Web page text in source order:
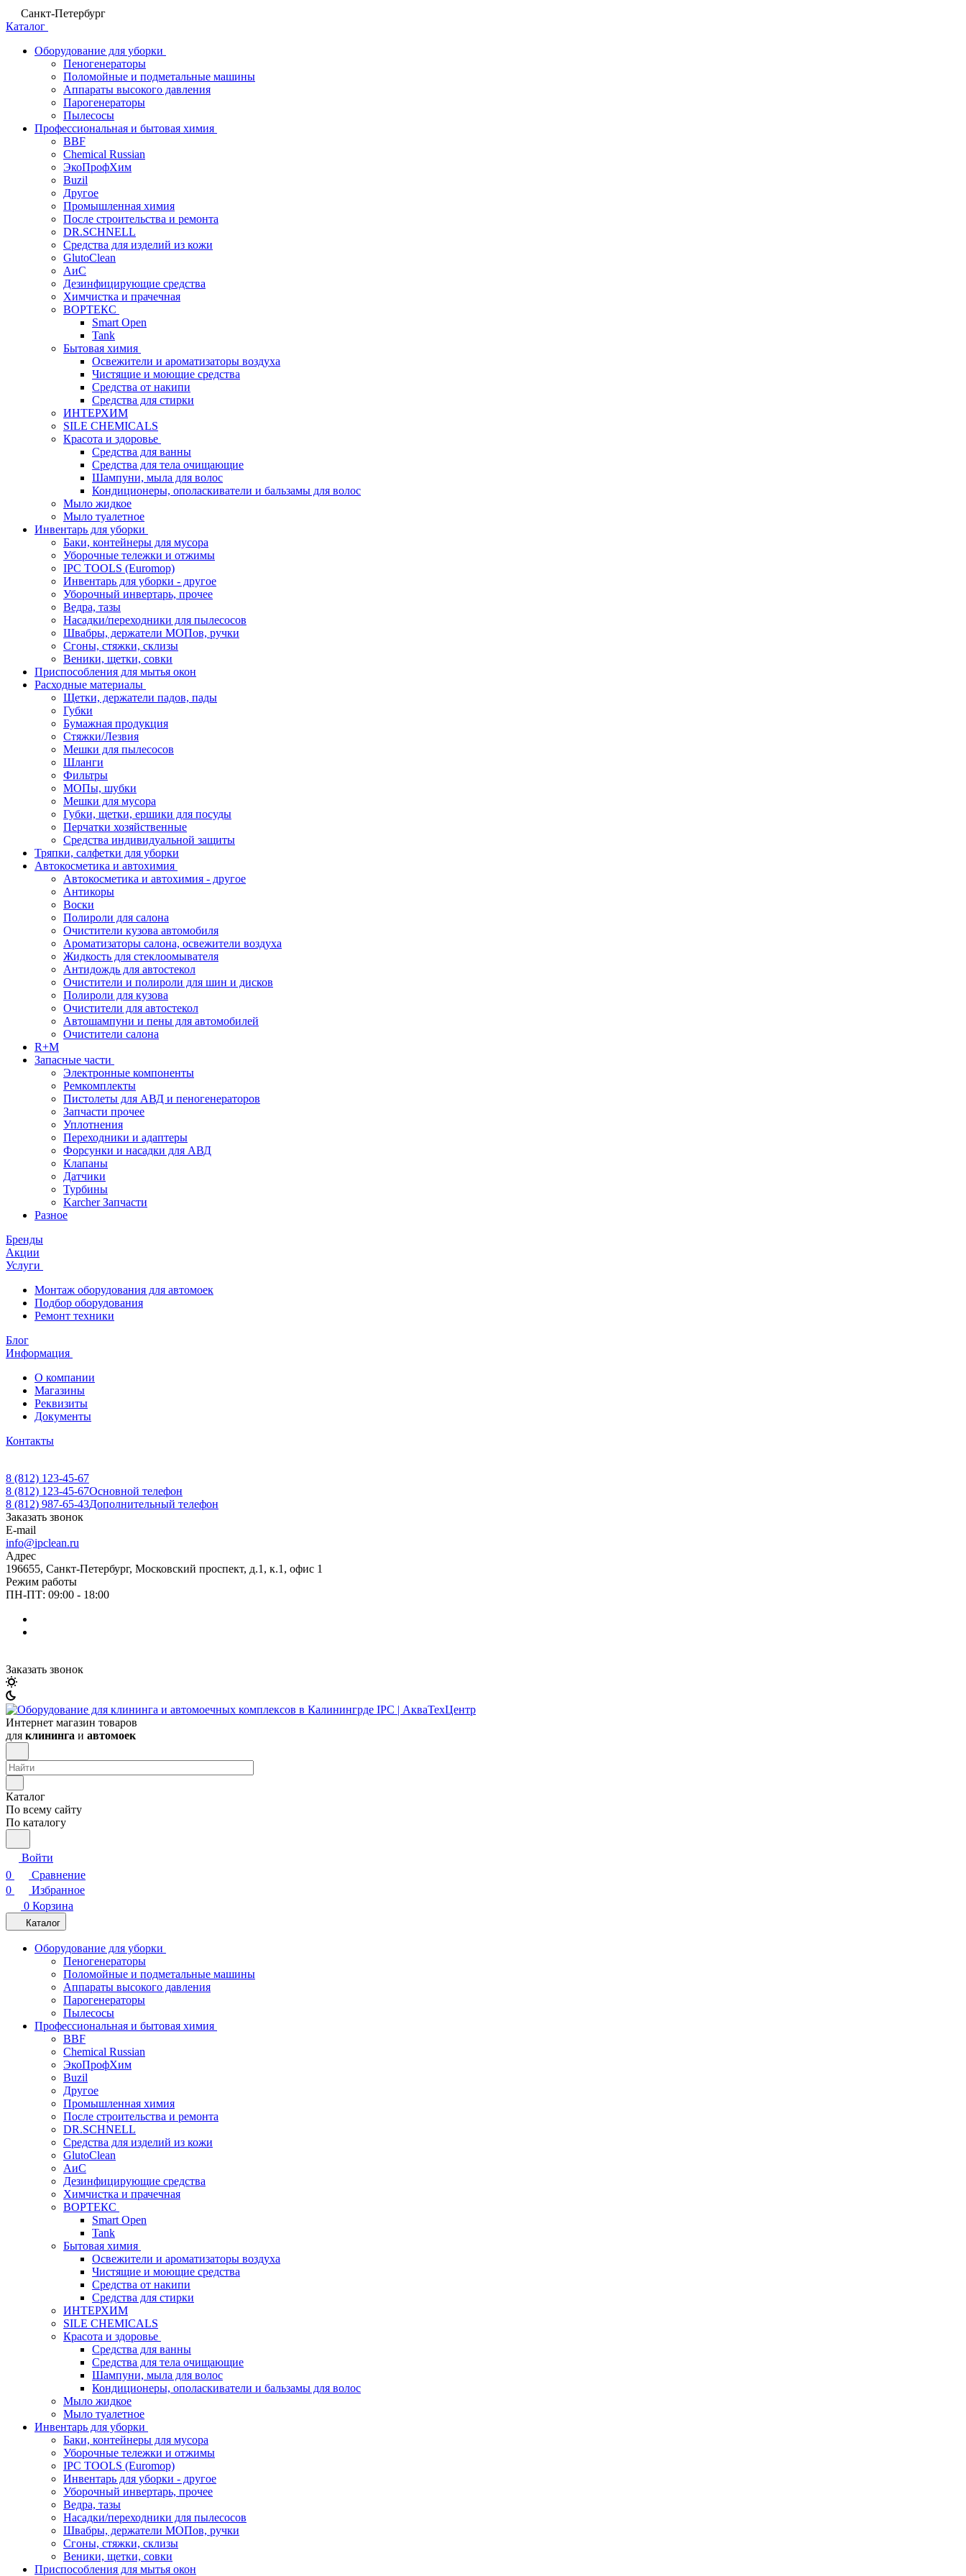
Санкт-Петербург
Каталог
Оборудование для уборки
Пеногенераторы
Поломойные и подметальные машины
Аппараты высокого давления
Парогенераторы
Пылесосы
Профессиональная и бытовая химия
BBF
Chemical Russian
ЭкоПрофХим
Buzil
Другое
Промышленная химия
После строительства и ремонта
DR.SCHNELL
Средства для изделий из кожи
GlutoClean
АиС
Дезинфицирующие средства
Химчистка и прачечная
ВОРТЕКС
Smart Open
Tank
Бытовая химия
Освежители и ароматизаторы воздуха
Чистящие и моющие средства
Средства от накипи
Средства для стирки
ИНТЕРХИМ
SILE CHEMICALS
Красота и здоровье
Средства для ванны
Средства для тела очищающие
Шампуни, мыла для волос
Кондиционеры, ополаскиватели и бальзамы для волос
Мыло жидкое
Мыло туалетное
Инвентарь для уборки
Баки, контейнеры для мусора
Уборочные тележки и отжимы
IPC TOOLS (Euromop)
Инвентарь для уборки - другое
Уборочный инвертарь, прочее
Ведра, тазы
Насадки/переходники для пылесосов
Швабры, держатели МОПов, ручки
Сгоны, стяжки, склизы
Веники, щетки, совки
Приспособления для мытья окон
Расходные материалы
Щетки, держатели падов, пады
Губки
Бумажная продукция
Стяжки/Лезвия
Мешки для пылесосов
Шланги
Фильтры
МОПы, шубки
Мешки для мусора
Губки, щетки, ершики для посуды
Перчатки хозяйственные
Средства индивидуальной защиты
Тряпки, салфетки для уборки
Автокосметика и автохимия
Автокосметика и автохимия - другое
Антикоры
Воски
Полироли для салона
Очистители кузова автомобиля
Ароматизаторы салона, освежители воздуха
Жидкость для стеклоомывателя
Антидождь для автостекол
Очистители и полироли для шин и дисков
Полироли для кузова
Очистители для автостекол
Автошампуни и пены для автомобилей
Очистители салона
R+M
Запасные части
Электронные компоненты
Ремкомплекты
Пистолеты для АВД и пеногенераторов
Запчасти прочее
Уплотнения
Переходники и адаптеры
Форсунки и насадки для АВД
Клапаны
Датчики
Турбины
Karcher Запчасти
Разное
Бренды
Акции
Услуги
Монтаж оборудования для автомоек
Подбор оборудования
Ремонт техники
Блог
Информация
О компании
Магазины
Реквизиты
Документы
Контакты
8 (812) 123-45-67
8 (812) 123-45-67Основной телефон
8 (812) 987-65-43Дополнительный телефон
Заказать звонок
E-mail
info@ipclean.ru
Адрес
196655, Санкт-Петербург, Московский проспект, д.1, к.1, офис 1
Режим работы
ПН-ПТ: 09:00 - 18:00
Заказать звонок
Интернет магазин товаров
для клининга и автомоек
Каталог
По всему сайту
По каталогу
Войти
0
Сравнение
0
Избранное
0 Корзина
Каталог
Оборудование для уборки
Пеногенераторы
Поломойные и подметальные машины
Аппараты высокого давления
Парогенераторы
Пылесосы
Профессиональная и бытовая химия
BBF
Chemical Russian
ЭкоПрофХим
Buzil
Другое
Промышленная химия
После строительства и ремонта
DR.SCHNELL
Средства для изделий из кожи
GlutoClean
АиС
Дезинфицирующие средства
Химчистка и прачечная
ВОРТЕКС
Smart Open
Tank
Бытовая химия
Освежители и ароматизаторы воздуха
Чистящие и моющие средства
Средства от накипи
Средства для стирки
ИНТЕРХИМ
SILE CHEMICALS
Красота и здоровье
Средства для ванны
Средства для тела очищающие
Шампуни, мыла для волос
Кондиционеры, ополаскиватели и бальзамы для волос
Мыло жидкое
Мыло туалетное
Инвентарь для уборки
Баки, контейнеры для мусора
Уборочные тележки и отжимы
IPC TOOLS (Euromop)
Инвентарь для уборки - другое
Уборочный инвертарь, прочее
Ведра, тазы
Насадки/переходники для пылесосов
Швабры, держатели МОПов, ручки
Сгоны, стяжки, склизы
Веники, щетки, совки
Приспособления для мытья окон